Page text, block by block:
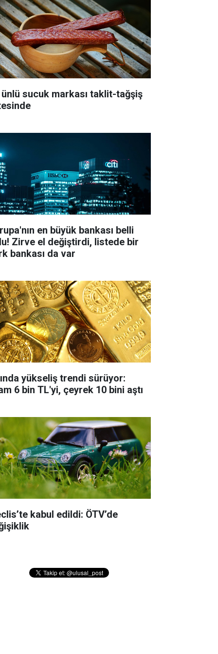
sucuk markası taklit-tağşiş
en büyük bankası belli
Zirve el değiştirdi, listede bir
bankası da var
yükseliş trendi sürüyor:
6 bin TL'yi, çeyrek 10 bini aştı
kabul edildi: ÖTV’de